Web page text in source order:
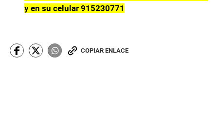
y en su celular 915230771
COPIAR ENLACE